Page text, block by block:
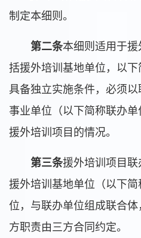
制定本细则。
第二条本细则适用于
括援外培训基地单位，以
具备独立实施条件，必须
事业单位（以下简称联办
援外培训项目的情况。
第三条援外培训项目
援外培训基地单位（以下
位，与联办单位组成联合
方职责由三方合同约定。